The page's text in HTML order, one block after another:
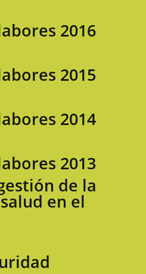
2016
2015
2014
2013
de la
en el